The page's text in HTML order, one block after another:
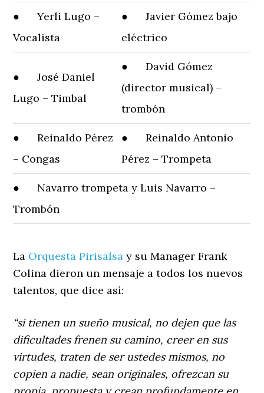
● Yerli Lugo –
Vocalista
● Javier Gómez bajo
eléctrico
● José Daniel
Lugo – Timbal
● David Gómez
(director musical) –
trombón
● Reinaldo Pérez
– Congas
● Reinaldo Antonio
Pérez – Trompeta
● Navarro trompeta y Luis Navarro –
Trombón
La Orquesta Pirisalsa y su Manager Frank
Colina dieron un mensaje a todos los nuevos
talentos, que dice así:
“si tienen un sueño musical, no dejen que las
dificultades frenen su camino, creer en sus
virtudes, traten de ser ustedes mismos, no
copien a nadie, sean originales, ofrezcan su